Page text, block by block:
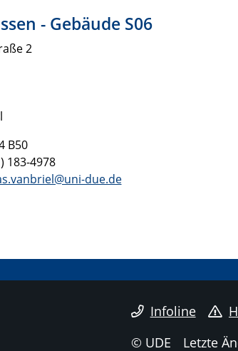
- Gebäude S06
2
B50
183-4978
due.de
Infoline
© UDE
Letzte